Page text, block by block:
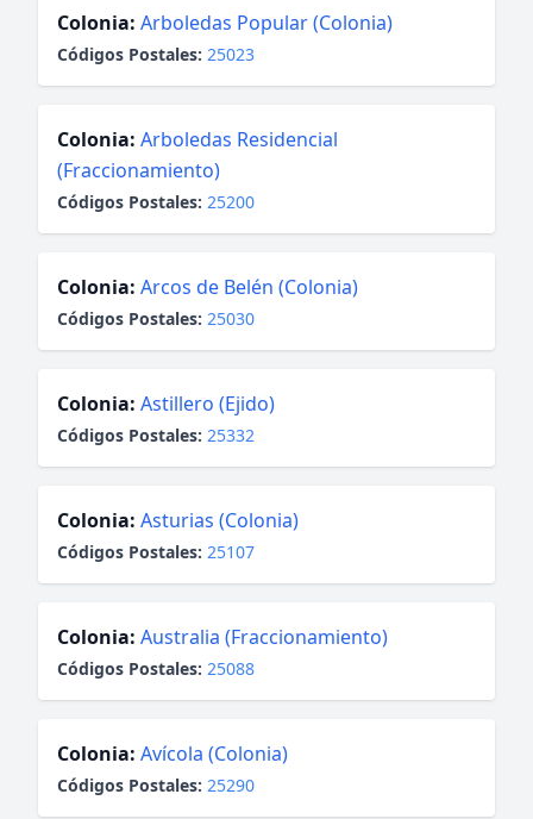
Colonia: Arboledas Popular (Colonia)
Códigos Postales: 25023
Colonia: Arboledas Residencial
(Fraccionamiento)
Códigos Postales: 25200
Colonia: Arcos de Belén (Colonia)
Códigos Postales: 25030
Colonia: Astillero (Ejido)
Códigos Postales: 25332
Colonia: Asturias (Colonia)
Códigos Postales: 25107
Colonia: Australia (Fraccionamiento)
Códigos Postales: 25088
Colonia: Avícola (Colonia)
Códigos Postales: 25290